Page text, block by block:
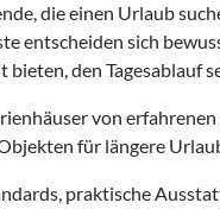
die einen Urlaub
entscheiden sich
den Tagesablauf
von
für längere
praktische